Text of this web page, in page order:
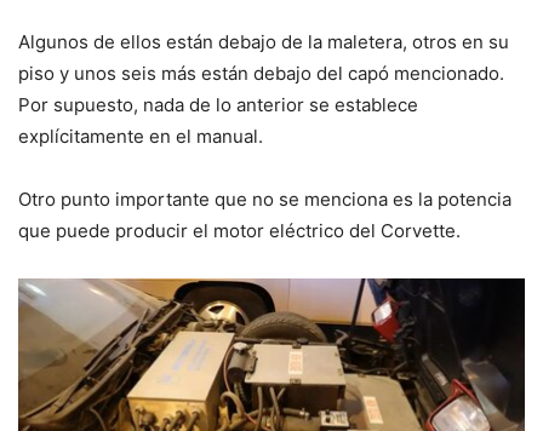
Algunos de ellos están debajo de la maletera, otros en su
piso y unos seis más están debajo del capó mencionado.
Por supuesto, nada de lo anterior se establece
explícitamente en el manual.
Otro punto importante que no se menciona es la potencia
que puede producir el motor eléctrico del Corvette.